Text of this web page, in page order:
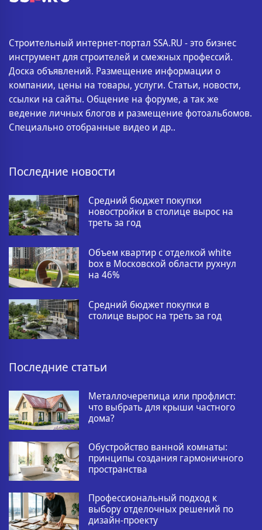
Строительный интернет-портал SSA.RU - это бизнес
инструмент для строителей и смежных профессий.
Доска объявлений. Размещение информации о
компании, цены на товары, услуги. Статьи, новости,
ссылки на сайты. Общение на форуме, а так же
ведение личных блогов и размещение фотоальбомов.
Специально отобранные видео и др..
Последние новости
Средний бюджет покупки
новостройки в столице вырос на
треть за год
Объем квартир с отделкой white
box в Московской области рухнул
на 46%
Средний бюджет покупки в
столице вырос на треть за год
Последние статьи
Металлочерепица или профлист:
что выбрать для крыши частного
дома?
Обустройство ванной комнаты:
принципы создания гармоничного
пространства
Профессиональный подход к
выбору отделочных решений по
дизайн-проекту